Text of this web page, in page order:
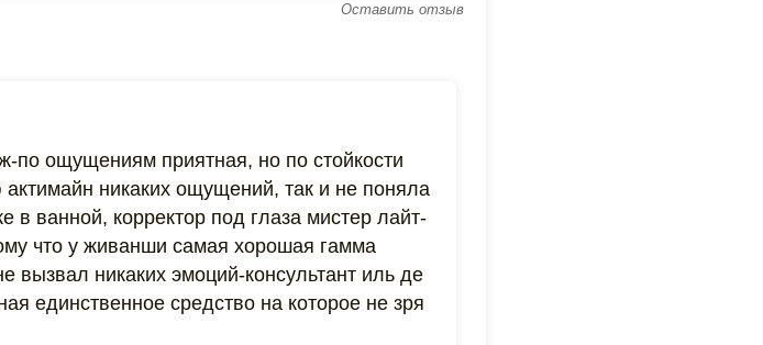
Оставить отзыв
ощущениям приятная, но по стойкости
актимайн никаких ощущений, так и не поняла
в ванной, корректор под глаза мистер лайт-
что у живанши самая хорошая гамма
никаких эмоций-консультант иль де
единственное средство на которое не зря